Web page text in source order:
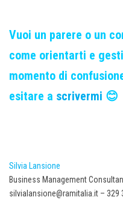
Vuoi un parere o un
come orientarti e
momento di
esitare a scrivermi 😊
Silvia Lansione
Business Management
silvialansione@ramitalia.it – 329